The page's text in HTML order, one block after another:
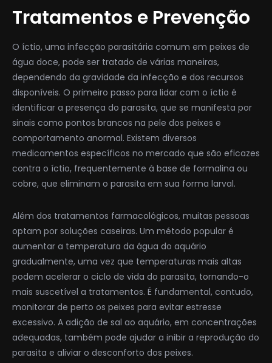
Tratamentos e Prevenção
O íctio, uma infecção parasitária comum em peixes de
água doce, pode ser tratado de várias maneiras,
dependendo da gravidade da infecção e dos recursos
disponíveis. O primeiro passo para lidar com o íctio é
identificar a presença do parasita, que se manifesta por
sinais como pontos brancos na pele dos peixes e
comportamento anormal. Existem diversos
medicamentos específicos no mercado que são eficazes
contra o íctio, frequentemente à base de formalina ou
cobre, que eliminam o parasita em sua forma larval.
Além dos tratamentos farmacológicos, muitas pessoas
optam por soluções caseiras. Um método popular é
aumentar a temperatura da água do aquário
gradualmente, uma vez que temperaturas mais altas
podem acelerar o ciclo de vida do parasita, tornando-o
mais suscetível a tratamentos. É fundamental, contudo,
monitorar de perto os peixes para evitar estresse
excessivo. A adição de sal ao aquário, em concentrações
adequadas, também pode ajudar a inibir a reprodução do
parasita e aliviar o desconforto dos peixes.